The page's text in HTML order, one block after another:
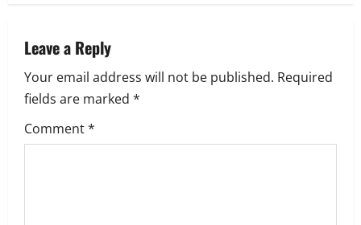
a
v
i
g
Leave a Reply
Your email address will not be published. Required
fields are marked *
Comment*